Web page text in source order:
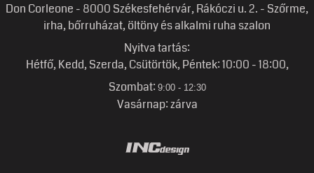
Don Corleone - 8000 Székesfehérvár, Rákóczi u. 2. - Szőrme,
irha, bőrruházat, öltöny és alkalmi ruha szalon
Nyitva tartás:
Hétfő, Kedd, Szerda, Csütörtök, Péntek: 10:00 - 18:00,
Szombat: 9:00 - 12:30
Vasárnap: zárva